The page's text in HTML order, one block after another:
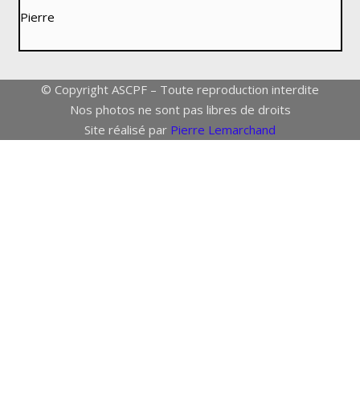
Pierre
© Copyright ASCPF – Toute reproduction interdite
Nos photos ne sont pas libres de droits
Site réalisé par Pierre Lemarchand